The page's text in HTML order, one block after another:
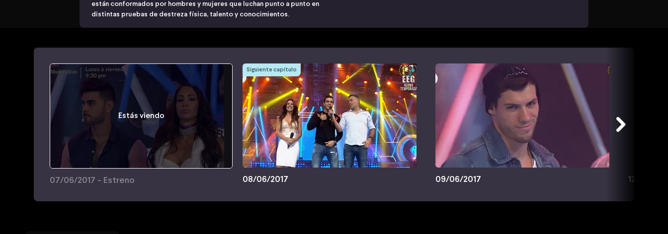
están conformados por hombres y mujeres que luchan punto a punto en
distintas pruebas de destreza física, talento y conocimientos.
Estás viendo
07/06/2017 - Estreno
Siguiente capítulo
08/06/2017 09/06/2017 12/06/